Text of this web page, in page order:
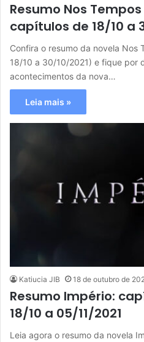
Resumo Nos
capítulos de 18/10 a
Confira o resumo da novela Nos
18/10 a 30/10/2021) e fique por
acontecimentos da nova…
Leia mais »
Katiucia JIB 18 de outubro de
Resumo Império:
18/10 a 05/11/2021
Leia agora o resumo da novela